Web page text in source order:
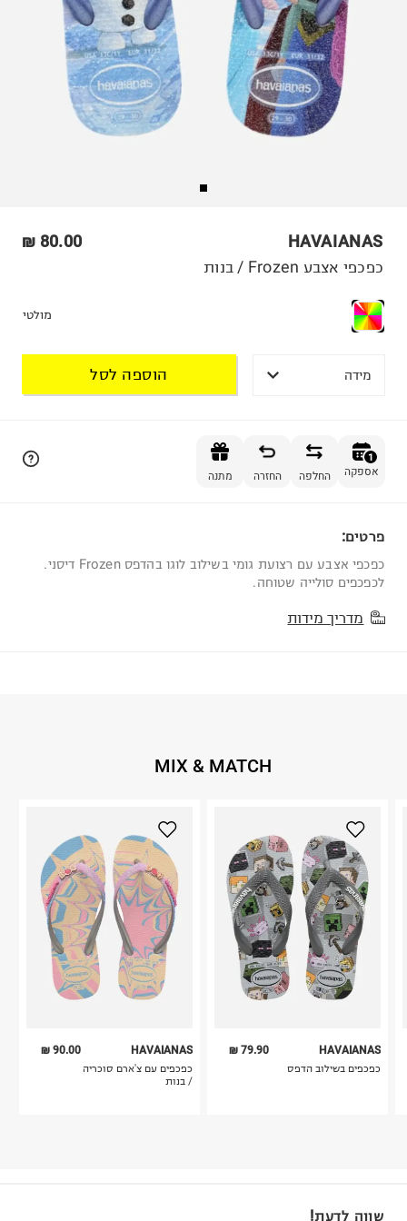
HAVAIANAS
80.00 ₪
כפכפי אצבע Frozen / בנות
מולטי
מידה הוספה לסל
1
אספקה החלפה החזרה מתנה
פרטים:
כפכפי אצבע עם רצועת גומי בשילוב לוגו בהדפס Frozen דיסני.
לכפכפים סולייה שטוחה.
מדריך מידות
MIX & MATCH
90.00 ₪
HAVAIANAS
כפכפים עם צ'ארם סוכריה
/ בנות
79.90 ₪
HAVAIANAS
כפכפים בשילוב הדפס
שווה לדעת!